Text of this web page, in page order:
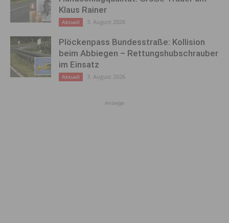
Klaus Rainer
Aktuell 3. August 2026
Plöckenpass Bundesstraße: Kollision
beim Abbiegen – Rettungshubschrauber
im Einsatz
Aktuell 3. August 2026
Anzeige